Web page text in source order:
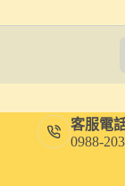
〖番外〗我如何
【第二季發刊詞
客服電
0988-